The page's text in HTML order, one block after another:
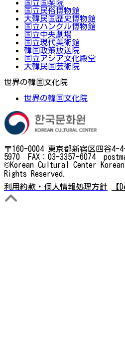
国立国楽院
国立民俗博物館
大韓民国歴史博物館
国立ハングル博物館
国立中央劇場
国立現代美術館
韓国政策放送院
国立アジア文化殿堂
大韓民国芸術院
世界の韓国文化院
世界の韓国文化院
〒160-0004 東京都新宿区四谷4-
5970 FAX：03-3357-6074
©Korean Cultural Center
Rights Reserved.
利用約款・個人情報処理方針
【